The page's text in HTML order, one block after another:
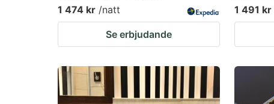
1 474 kr /natt
Se erbjudande
1 491 kr